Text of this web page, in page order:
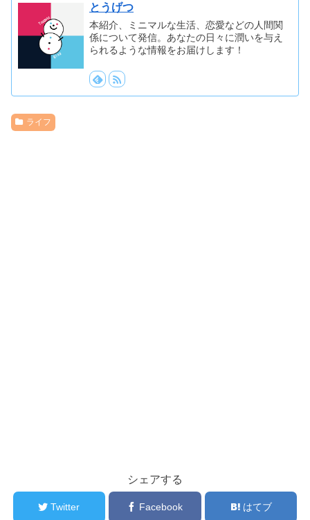
とうげつ
本紹介、ミニマルな生活、恋愛などの人間関
係について発信。あなたの日々に潤いを与え
られるような情報をお届けします！
ライフ
シェアする
Twitter Facebook はてブ